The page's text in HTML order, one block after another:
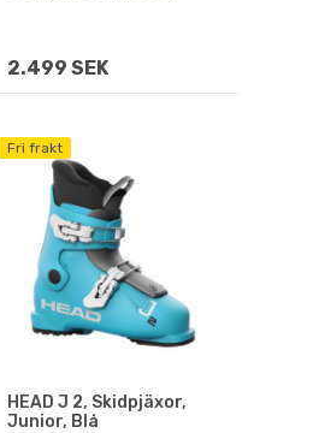
2.499 SEK
Fri frakt
HEAD J 2, Skidpjäxor,
Junior, Blå